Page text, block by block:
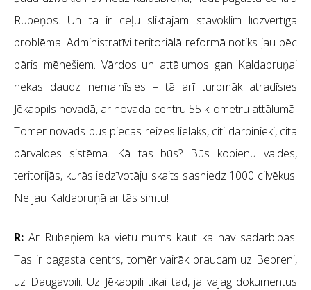
Rubeņos. Un tā ir ceļu sliktajam stāvoklim līdzvērtīga
problēma. Administratīvi teritoriālā reformā notiks jau pēc
pāris mēnešiem. Vārdos un attālumos gan Kaldabruņai
nekas daudz nemainīsies – tā arī turpmāk atradīsies
Jēkabpils novadā, ar novada centru 55 kilometru attālumā.
Tomēr novads būs piecas reizes lielāks, citi darbinieki, cita
pārvaldes sistēma. Kā tas būs? Būs kopienu valdes,
teritorijās, kurās iedzīvotāju skaits sasniedz 1000 cilvēkus.
Ne jau Kaldabruņā ar tās simtu!
R: Ar Rubeņiem kā vietu mums kaut kā nav sadarbības.
Tas ir pagasta centrs, tomēr vairāk braucam uz Bebreni,
uz Daugavpili. Uz Jēkabpili tikai tad, ja vajag dokumentus